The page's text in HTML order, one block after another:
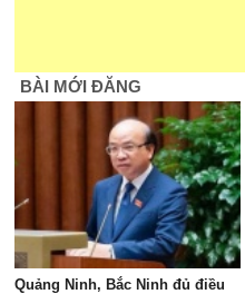
BÀI MỚI ĐĂNG
Quảng Ninh, Bắc Ninh đủ điều